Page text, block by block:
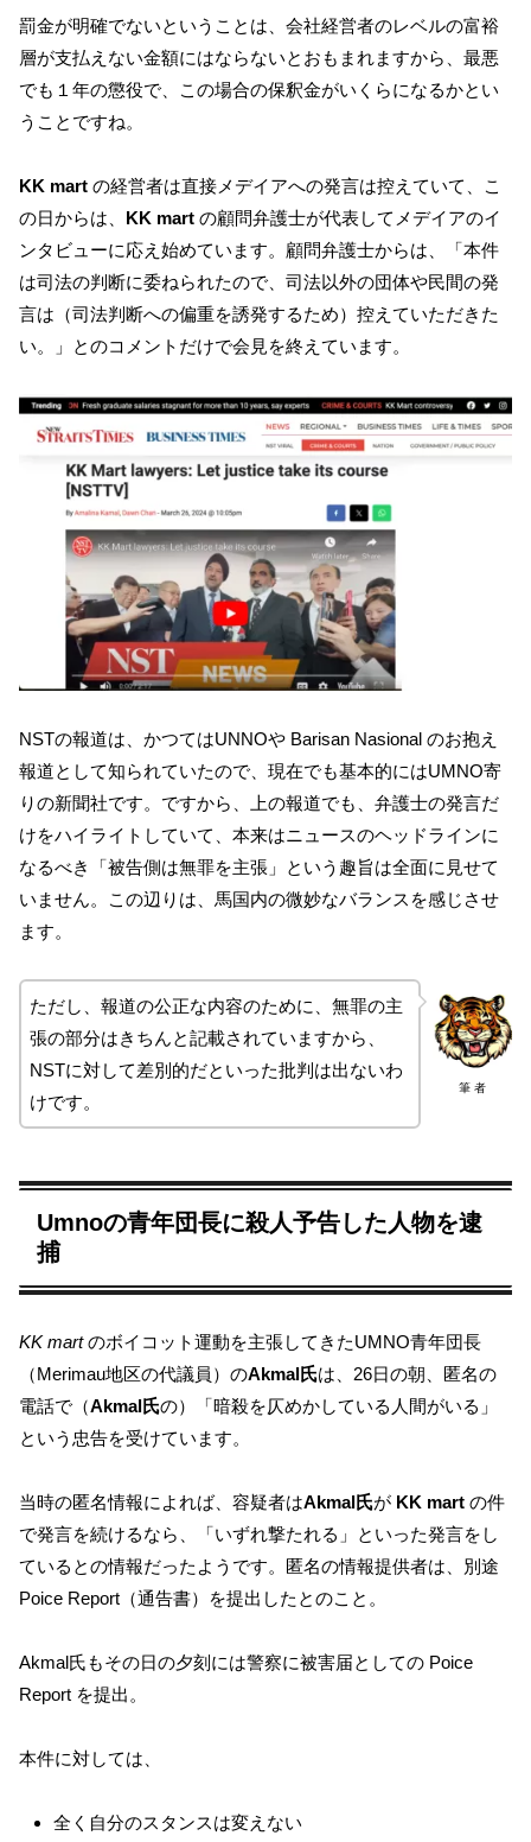
罰金が明確でないということは、会社経営者のレベルの富裕
層が支払えない金額にはならないとおもまれますから、最悪
でも１年の懲役で、この場合の保釈金がいくらになるかとい
うことですね。
KK mart の経営者は直接メデイアへの発言は控えていて、こ
の日からは、 KK mart の顧問弁護士が代表してメデイアのイ
ンタビューに応え始めています。顧問弁護士からは、「本件
は司法の判断に委ねられたので、司法以外の団体や民間の発
言は（司法判断への偏重を誘発するため）控えていただきた
い。」とのコメントだけで会見を終えています。
NSTの報道は、かつてはUNNOや Barisan Nasional のお抱え
報道として知られていたので、現在でも基本的にはUMNO寄
りの新聞社です。ですから、上の報道でも、弁護士の発言だ
けをハイライトしていて、本来はニュースのヘッドラインに
なるべき「被告側は無罪を主張」という趣旨は全面に見せて
いません。この辺りは、馬国内の微妙なバランスを感じさせ
ます。
筆 者
ただし、報道の公正な内容のために、無罪の主
張の部分はきちんと記載されていますから、
NSTに対して差別的だといった批判は出ないわ
けです。
Umnoの青年団長に殺人予告した人物を逮
捕
KK martのボイコット運動を主張してきたUMNO青年団長
（Merimau地区の代議員）のAkmal氏は、26日の朝、匿名の
電話で（Akmal氏の）「暗殺を仄めかしている人間がいる」
という忠告を受けています。
当時の匿名情報によれば、容疑者はAkmal氏が KK mart の件
で発言を続けるなら、「いずれ撃たれる」といった発言をし
ているとの情報だったようです。匿名の情報提供者は、別途
Poice Report（通告書）を提出したとのこと。
Akmal氏もその日の夕刻には警察に被害届としての Poice
Report を提出。
本件に対しては、
全く自分のスタンスは変えない